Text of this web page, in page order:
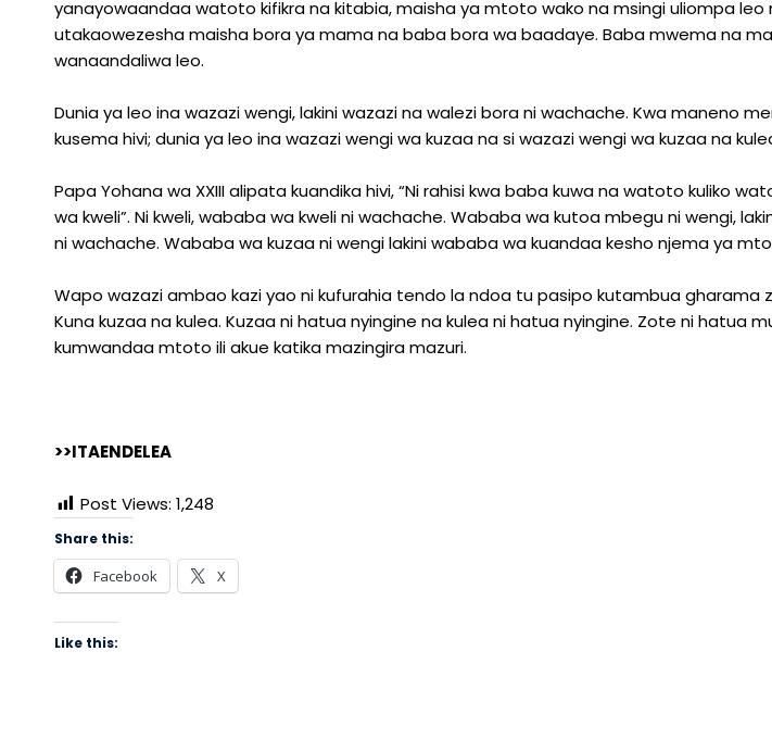
yanayowaandaa watoto kifikra na kitabia, maisha ya mtoto wako na msingi uliompa leo
utakaowezesha maisha bora ya mama na baba bora wa baadaye. Baba mwema na
wanaandaliwa leo.
Dunia ya leo ina wazazi wengi, lakini wazazi na walezi bora ni wachache. Kwa maneno
kusema hivi; dunia ya leo ina wazazi wengi wa kuzaa na si wazazi wengi wa kuzaa na
Papa Yohana wa XXIII alipata kuandika hivi, “Ni rahisi kwa baba kuwa na watoto kuliko
wa kweli”. Ni kweli, wababa wa kweli ni wachache. Wababa wa kutoa mbegu ni wengi,
ni wachache. Wababa wa kuzaa ni wengi lakini wababa wa kuandaa kesho njema ya
Wapo wazazi ambao kazi yao ni kufurahia tendo la ndoa tu pasipo kutambua gharama
Kuna kuzaa na kulea. Kuzaa ni hatua nyingine na kulea ni hatua nyingine. Zote ni hatua
kumwandaa mtoto ili akue katika mazingira mazuri.
>>ITAENDELEA
Post Views: 1,248
Share this:
Facebook X
Like this: